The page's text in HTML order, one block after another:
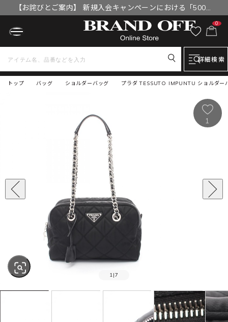
【お詫びとご案内】 新規入会キャンペーンにおける「500円
OFFクーポン」付与漏れと補填について
0
詳細検索
トップ プラダ TESSUTO IMPUNTU ショルダー
バッグ ショルダーバッグ
1 |7
1